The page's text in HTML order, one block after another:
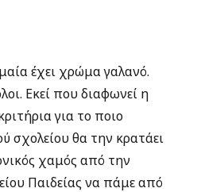
έχει χρώμα γαλανό.
Εκεί που διαφωνεί η
για το ποιο
σχολείου θα την κρατάει
χαμός από την
Παιδείας να πάμε από